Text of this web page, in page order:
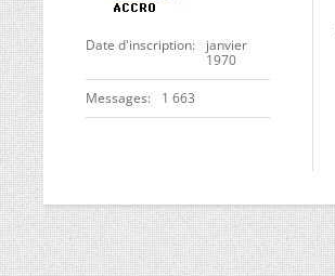
Date d'inscription
janvier
1970
Messages 1 663